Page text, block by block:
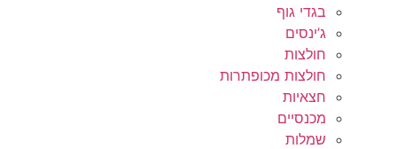
בגדי גוף
ג’ינסים
חולצות
חולצות מכופתרות
חצאיות
מכנסיים
שמלות